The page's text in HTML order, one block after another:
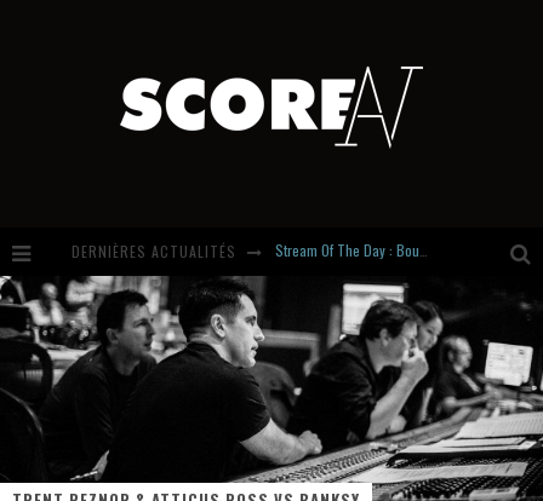
DERNIÈRES ACTUALITÉS Russian Circles share « Empath » & « Eluvial » singles. Same Language. Different Damage.
Hardcore, Actually. Meet Cút Lộn
Introducing Newcomer : Gudewife
Stream Of The Day : Boundaries